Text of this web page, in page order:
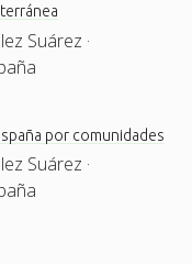
Suárez ·
por comunidades
Suárez ·